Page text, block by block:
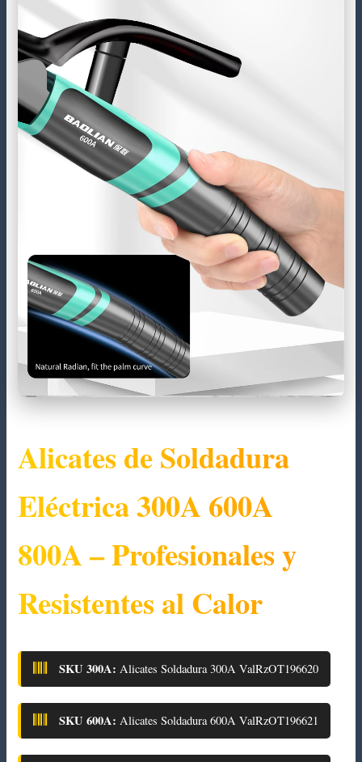
Alicates de Soldadura
Eléctrica300A 600A
800A– Profesionales y
Resistentes al Calor
SKU 300A: Alicates Soldadura 300A ValRzOT196620
SKU 600A: Alicates Soldadura 600A ValRzOT196621